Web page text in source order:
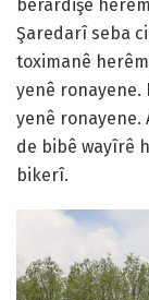
berardişê
Şaredarî seba
toximanê
yenê ronayene.
yenê ronayene.
de bibê wayîrê
bikerî.